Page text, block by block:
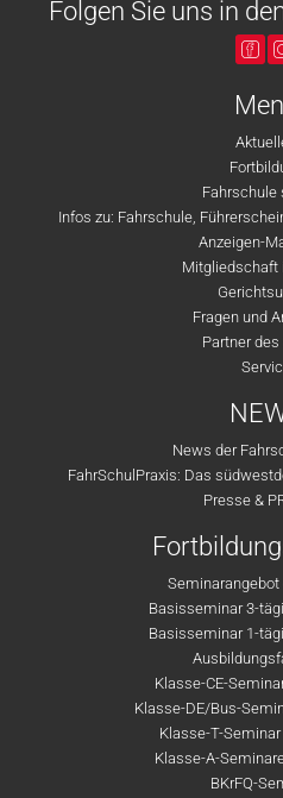
Folgen Sie uns in
Fahrschule
Infos zu: Fahrschule,
Anzeigen-
Mitgliedschaft
Fragen und
Partner des
News der
FahrSchulPraxis: Das
Presse &
Seminarangebot
Basisseminar 3-
Basisseminar 1-
Klasse-CE-
Klasse-DE/Bus-
Klasse-T-
Klasse-A-
BKrFQ-